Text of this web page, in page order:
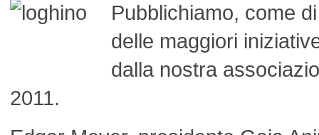
Pubblichiamo, come
delle maggiori
dalla nostra
2011.